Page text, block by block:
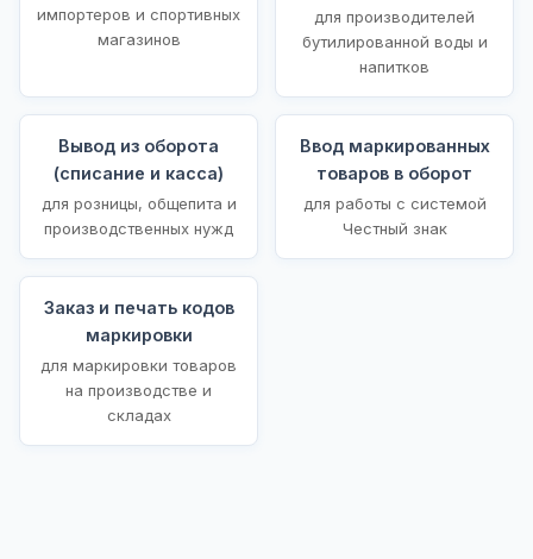
импортеров и спортивных
магазинов
для производителей
бутилированной воды и
напитков
Вывод из оборота
(списание и касса)
для розницы, общепита и
производственных нужд
Ввод маркированных
товаров в оборот
для работы с системой
Честный знак
Заказ и печать кодов
маркировки
для маркировки товаров
на производстве и
складах